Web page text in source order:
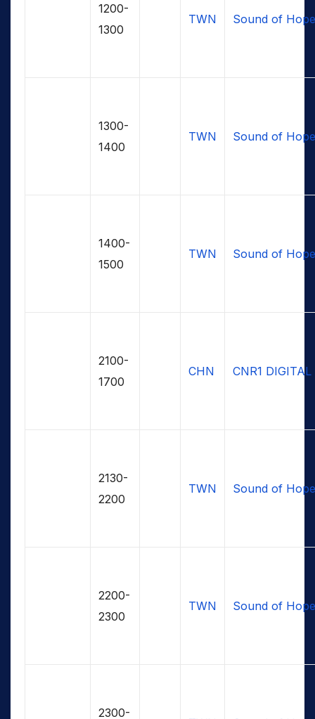
1200-
1300
TWN Sound of Hope
1300-
1400
TWN Sound of Hope
1400-
1500
TWN Sound of Hope
2100-
1700
CHN CNR1 DIGITAL
2130-
2200
TWN Sound of Hope
2200-
2300
TWN Sound of Hope
2300-